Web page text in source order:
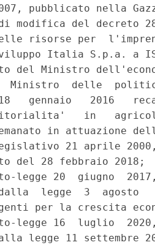
pubblicato nella
modifica del decreto
delle risorse per
Italia S.p.a. a
del Ministro
Ministro  delle
gennaio   2016
in
in attuazione
21 aprile
del 28 febbraio 2018;
legge 20  giugno
legge  3  agosto
per la crescita
legge 16  luglio
legge 11 settembre